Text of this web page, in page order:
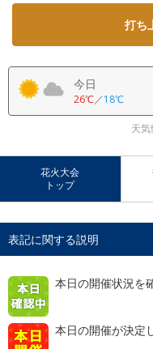
打ち
今日
26℃／18℃
天
花火大会
トップ
表記に関する説明
本日の開催状況を
本日の開催が決定